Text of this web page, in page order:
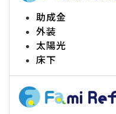
助成金
外装
太陽光
床下